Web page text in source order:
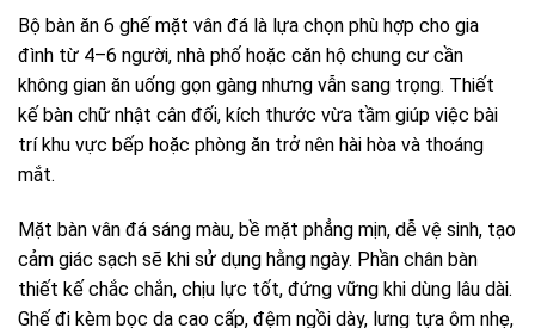
Bộ bàn ăn 6 ghế mặt vân đá là lựa chọn phù hợp cho gia
đình từ 4–6 người, nhà phố hoặc căn hộ chung cư cần
không gian ăn uống gọn gàng nhưng vẫn sang trọng. Thiết
kế bàn chữ nhật cân đối, kích thước vừa tầm giúp việc bài
trí khu vực bếp hoặc phòng ăn trở nên hài hòa và thoáng
mắt.
Mặt bàn vân đá sáng màu, bề mặt phẳng mịn, dễ vệ sinh, tạo
cảm giác sạch sẽ khi sử dụng hằng ngày. Phần chân bàn
thiết kế chắc chắn, chịu lực tốt, đứng vững khi dùng lâu dài.
Ghế đi kèm bọc da cao cấp, đệm ngồi dày, lưng tựa ôm nhẹ,